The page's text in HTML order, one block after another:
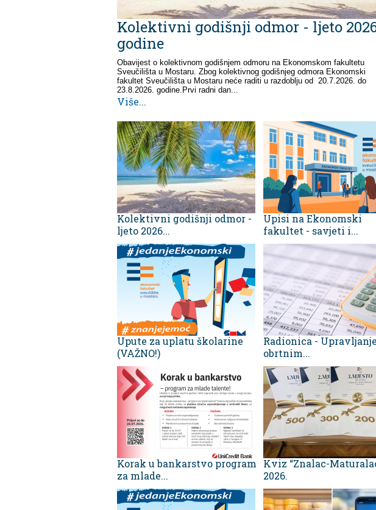
Kolektivni godišnji odmor - ljeto
godine
Obavijest o kolektivnom godišnjem odmoru na Ekonomskom fakultetu
Sveučilišta u Mostaru. Zbog kolektivnog godišnjeg odmora Ekonomski
fakultet Sveučilišta u Mostaru neće raditi u razdoblju od 20.7.2026. do
23.8.2026. godine.Prvi radni dan...
Više...
Kolektivni godišnji odmor -
ljeto 2026...
Upisi na Ekonomski
fakultet - savjeti i...
Upute za uplatu školarine
(VAŽNO!)
Radionica - Upravljanje
obrtnim...
Korak u bankarstvo program
za mlade...
Kviz “Znalac-
2026.